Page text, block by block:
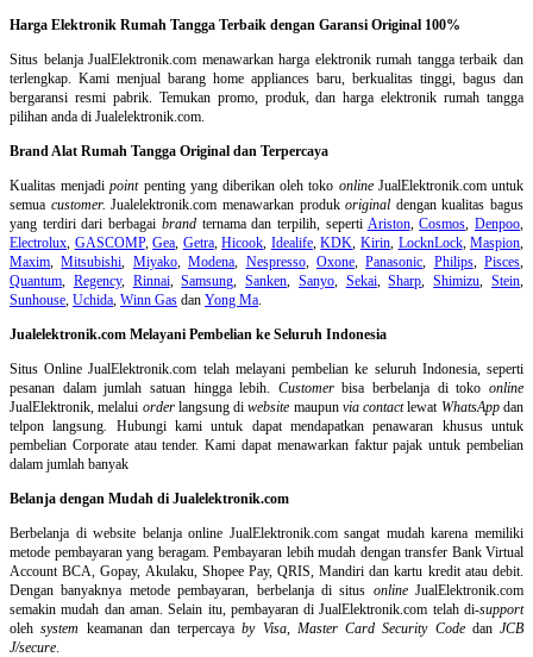
Harga Elektronik Rumah Tangga Terbaik dengan Garansi Original 100%
Situs belanjaJualElektronik.com menawarkan harga elektronik rumah tangga terbaik dan
terlengkap. Kami menjual barang home appliances baru, berkualitas tinggi, bagus dan
bergaransi resmi pabrik. Temukan promo, produk, dan harga elektronik rumah tangga
pilihan anda di Jualelektronik.com.
Brand Alat Rumah Tangga Original dan Terpercaya
Kualitas menjadipointpenting yang diberikan oleh toko onlineJualElektronik.com untuk
semua customer. Jualelektronik.com menawarkan produkoriginal dengan kualitas bagus
yang terdiri dari berbagai brandternama dan terpilih, seperti Ariston,Cosmos,Denpoo,
Electrolux, GASCOMP,Gea, Getra,Hicook, Idealife,KDK, Kirin, LocknLock,Maspion,
Maxim,Mitsubishi, Miyako,Modena, Nespresso, Oxone,Panasonic, Philips, Pisces,
Quantum, Regency, Rinnai,Samsung,Sanken, Sanyo, Sekai,Sharp,Shimizu,Stein,
Sunhouse, Uchida, Winn Gas dan Yong Ma.
Jualelektronik.com Melayani Pembelian ke Seluruh Indonesia
Situs Online JualElektronik.com telah melayani pembelian ke seluruh Indonesia, seperti
pesanan dalam jumlah satuan hingga lebih. Customerbisa berbelanja di tokoonline
JualElektronik, melalui orderlangsung diwebsite maupun via contactlewat WhatsAppdan
telpon langsung. Hubungi kami untuk dapat mendapatkan penawaran khusus untuk
pembelian Corporate atau tender. Kami dapat menawarkan faktur pajak untuk pembelian
dalam jumlah banyak
Belanja dengan Mudah di Jualelektronik.com
Berbelanja diwebsite belanja online JualElektronik.com sangat mudah karena memiliki
metode pembayaran yang beragam. Pembayaran lebih mudah dengan transfer Bank Virtual
Account BCA, Gopay, Akulaku, Shopee Pay, QRIS, Mandiri dan kartu kredit atau debit.
Dengan banyaknya metode pembayaran, berbelanja di situs onlineJualElektronik.com
semakin mudah dan aman. Selain itu, pembayaran di JualElektronik.com telah di-support
olehsystem keamanan dan terpercayaby Visa, Master Card Security Codedan JCB
J/secure.